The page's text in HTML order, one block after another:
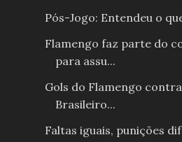
Pós-Jogo: Entendeu o
Flamengo faz parte do
para assu...
Gols do Flamengo
Brasileiro...
Faltas iguais, punições